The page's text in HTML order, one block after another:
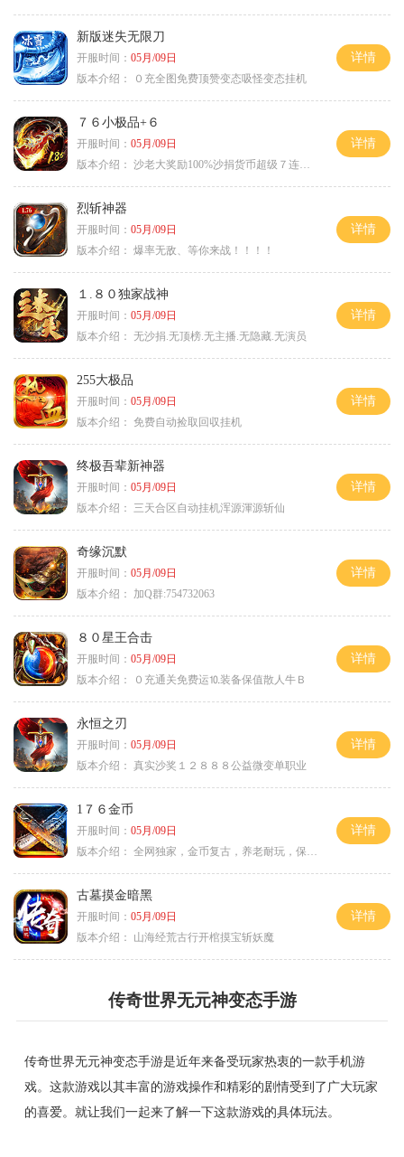
新版迷失无限刀
开服时间： 05月/09日
版本介绍：
０充全图免费顶赞变态吸怪变态挂机
详情
７６小极品+６
开服时间： 05月/09日
版本介绍： 沙老大奖励100%沙捐货币超级７连鞭尸
详情
烈斩神器
开服时间： 05月/09日
版本介绍： 爆率无敌、等你来战！！！！
详情
１.８０独家战神
开服时间： 05月/09日
版本介绍： 无沙捐.无顶榜.无主播.无隐藏.无演员
详情
255大极品
开服时间： 05月/09日
版本介绍： 免费自动捡取回収挂机
详情
终极吾辈新神器
开服时间： 05月/09日
版本介绍：
三天合区自动挂机浑源渾源斩仙
详情
奇缘沉默
开服时间： 05月/09日
版本介绍：
加Q群:754732063
详情
８０星王合击
开服时间： 05月/09日
版本介绍：
０充通关免费运⒑装备保值散人牛Ｂ
详情
永恒之刃
开服时间： 05月/09日
版本介绍： 真实沙奖１２８８８公益微变单职业
详情
1７６金币
开服时间： 05月/09日
版本介绍： 全网独家，金币复古，养老耐玩，保底回収
详情
古墓摸金暗黑
开服时间： 05月/09日
版本介绍：
山海经荒古行开棺摸宝斩妖魔
详情
传奇世界无元神变态手游
传奇世界无元神变态手游是近年来备受玩家热衷的一款手机游
戏。这款游戏以其丰富的游戏操作和精彩的剧情受到了广大玩家
的喜爱。就让我们一起来了解一下这款游戏的具体玩法。